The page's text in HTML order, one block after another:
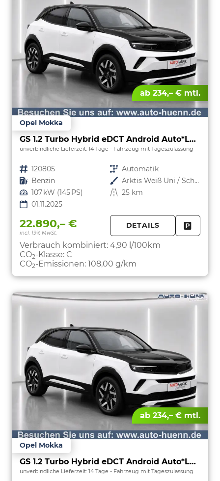
ab 234,– € mtl.
Opel Mokka
GS 1.2 Turbo Hybrid eDCT Android Auto*Leder*SHZ*Kamera*Klimaauto*LED*
unverbindliche Lieferzeit: 14 Tage Fahrzeug mit Tageszulassung
Fahrzeugnr. 120805 Getriebe Automatik
Kraftstoff Benzin Außenfarbe
Arktis Weiß Uni / Schwarzes Dach
Leistung 107 kW (145 PS) Kilometerstand 25 km
01.11.2025
22.890,– €
incl. 19% MwSt.
DETAILS
Verbrauch kombiniert: 4,90 l/100km
CO2-Klasse: C
CO2-Emissionen: 108,00 g/km
ab 234,– € mtl.
Opel Mokka
GS 1.2 Turbo Hybrid eDCT Android Auto*Leder*SHZ*Kamera*Klimaauto*LED*
unverbindliche Lieferzeit: 14 Tage Fahrzeug mit Tageszulassung